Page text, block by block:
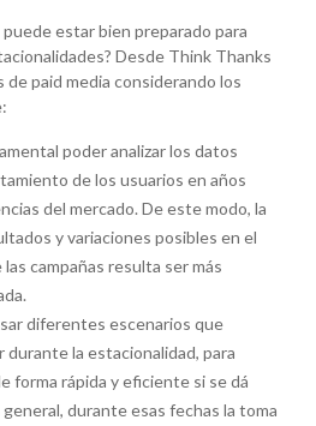
estar bien preparado para
Desde Think Thanks
paid media considerando los
poder analizar los datos
de los usuarios en años
del mercado. De este modo, la
y variaciones posibles en el
campañas resulta ser más
diferentes escenarios que
la estacionalidad, para
forma rápida y eficiente si se dá
durante esas fechas la toma